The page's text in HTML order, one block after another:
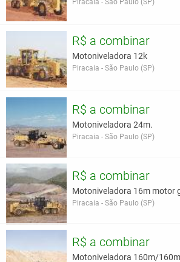
Piracaia - São Paulo (SP)
R$ a combinar
Motoniveladora 12k
Piracaia - São Paulo (SP)
R$ a combinar
Motoniveladora 24m.
Piracaia - São Paulo (SP)
R$ a combinar
Motoniveladora 16m motor
Piracaia - São Paulo (SP)
R$ a combinar